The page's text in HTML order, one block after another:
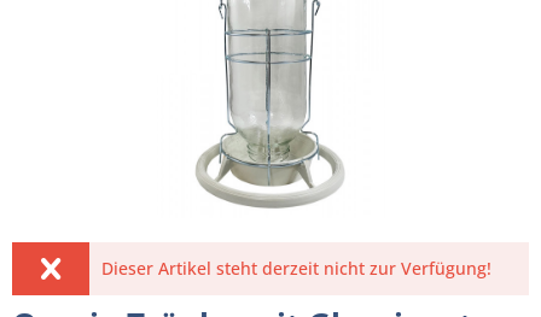
Dieser Artikel steht derzeit nicht zur Verfügung!